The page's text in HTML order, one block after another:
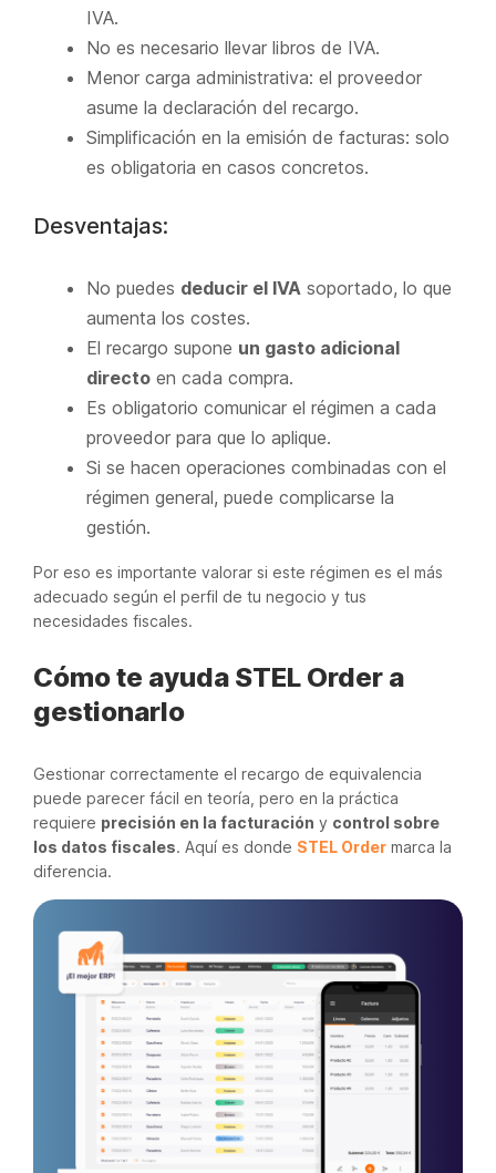
IVA.
No es necesario llevar libros de IVA.
Menor carga administrativa: el proveedor
asume la declaración del recargo.
Simplificación en la emisión de facturas: solo
es obligatoria en casos concretos.
Desventajas:
No puedes deducir el IVA soportado, lo que
aumenta los costes.
El recargo supone un gasto adicional
directo en cada compra.
Es obligatorio comunicar el régimen a cada
proveedor para que lo aplique.
Si se hacen operaciones combinadas con el
régimen general, puede complicarse la
gestión.
Por eso es importante valorar si este régimen es el más
adecuado según el perfil de tu negocio y tus
necesidades fiscales.
Cómo te ayuda STEL Order a
gestionarlo
Gestionar correctamente el recargo de equivalencia
puede parecer fácil en teoría, pero en la práctica
requiere precisión en la facturación y control sobre
los datos fiscales. Aquí es donde STEL Order marca la
diferencia.